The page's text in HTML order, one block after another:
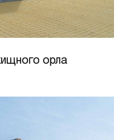
орла